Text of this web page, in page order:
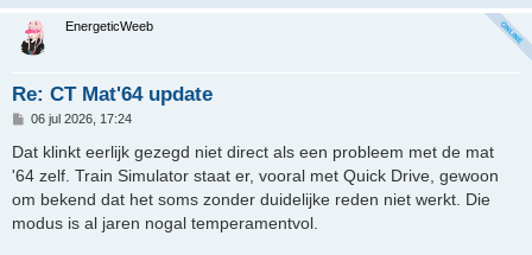
EnergeticWeeb
Re: CT Mat'64 update
B
r
c
h
t
06 jul 2026, 17:24
Dat klinkt eerlijk gezegd niet direct als een probleem met de mat
'64 zelf. Train Simulator staat er, vooral met Quick Drive, gewoon
om bekend dat het soms zonder duidelijke reden niet werkt. Die
modus is al jaren nogal temperamentvol.